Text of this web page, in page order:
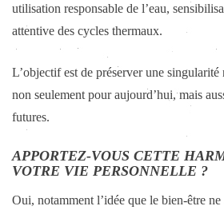
utilisation responsable de l’eau,
attentive des cycles thermaux.
L’objectif est de préserver une
non seulement pour aujourd’hui, mais
futures.
APPORTEZ-VOUS CETTE
VOTRE VIE PERSONNELLE ?
Oui, notamment l’idée que le bien-être